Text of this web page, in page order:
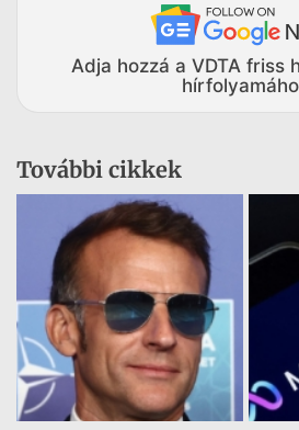
Adja hozzá a VDTA friss
További cikkek